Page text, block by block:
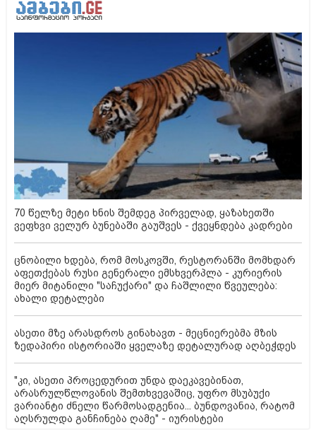
70 წელზე მეტი ხნის შემდეგ პირველად, ყაზახეთში
ვეფხვი ველურ ბუნებაში გაუშვეს - ქვეყნდება კადრები
ცნობილი ხდება, რომ მოსკოვში, რესტორანში მომხდარ
აფეთქებას რუსი გენერალი ემსხვერპლა - კურიერის
მიერ მიტანილი "საჩუქარი" და ჩაშლილი წვეულება:
ახალი დეტალები
ასეთი მზე არასდროს გინახავთ - მეცნიერებმა მზის
ზედაპირი ისტორიაში ყველაზე დეტალურად აღბეჭდეს
"კი, ასეთი პროცედურით უნდა დაეკავებინათ,
არასრულწლოვანის შემთხვევაშიც, უფრო მსუბუქი
ვარიანტი ძნელი წარმოსადგენია... ბუნდოვანია, რატომ
აღსრულდა განჩინება ღამე" - იურისტები